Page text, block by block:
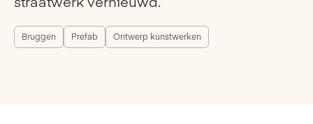
Bruggen Prefab Ontwerp kunstwerken